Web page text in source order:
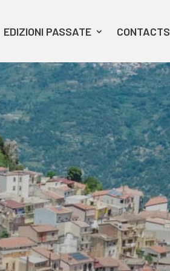
EDIZIONI PASSATE CONTACTS